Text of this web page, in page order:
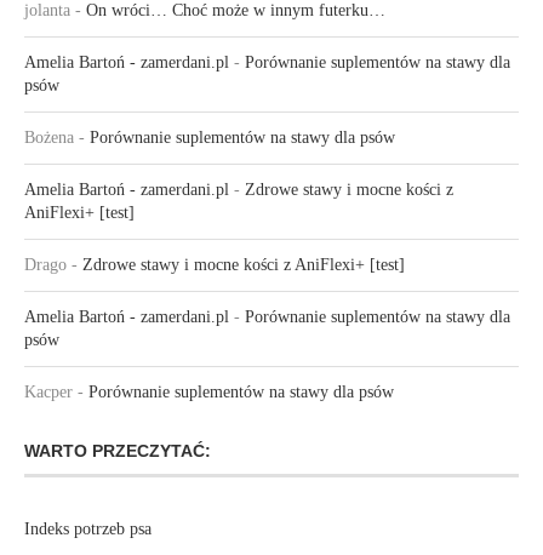
jolanta - On wróci… Choć może w innym futerku…
Amelia Bartoń - zamerdani.pl - Porównanie suplementów na stawy dla
psów
Bożena - Porównanie suplementów na stawy dla psów
Amelia Bartoń - zamerdani.pl - Zdrowe stawy i mocne kości z
AniFlexi+ [test]
Drago - Zdrowe stawy i mocne kości z AniFlexi+ [test]
Amelia Bartoń - zamerdani.pl - Porównanie suplementów na stawy dla
psów
Kacper - Porównanie suplementów na stawy dla psów
WARTO PRZECZYTAĆ:
Indeks potrzeb psa